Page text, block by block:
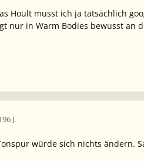
Hoult musst ich ja tatsächlich
nur in Warm Bodies bewusst
6 J.
würde sich nichts ändern.